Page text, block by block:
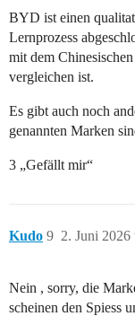
BYD ist einen
Lernprozess
mit dem
vergleichen ist.
Es gibt auch noch
genannten Marken
3 „Gefällt mir“
Kudo 2. Juni 2026
9
Nein , sorry, die
scheinen den Spiess